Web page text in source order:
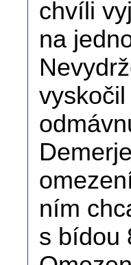
chvíli
na
ním
s bídou